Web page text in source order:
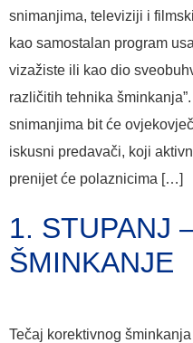
snimanjima, televiziji i
kao samostalan program
vizažiste ili kao dio
različitih tehnika
snimanjima bit će
iskusni predavači, koji
prenijet će polaznicima […]
1. STUPANJ
ŠMINKANJE
Tečaj korektivnog